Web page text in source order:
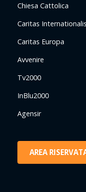
Chiesa Cattolica
Caritas Internationalis
Caritas Europa
Avvenire
Tv2000
InBlu2000
Agensir
AREA